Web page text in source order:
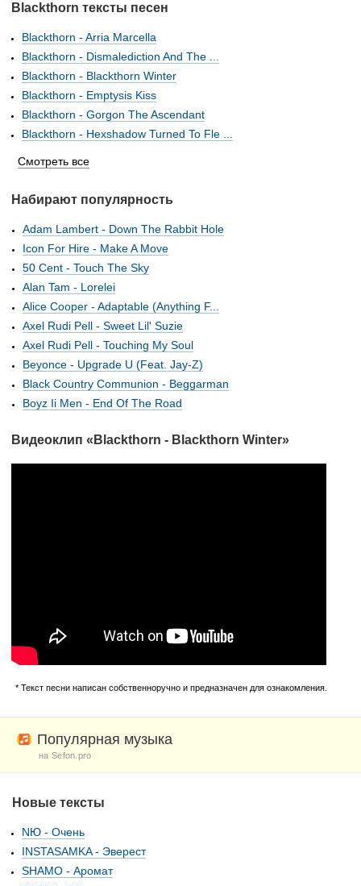
Blackthorn тексты песен
Blackthorn - Arria Marcella
Blackthorn - Dismalediction And The ...
Blackthorn - Blackthorn Winter
Blackthorn - Emptysis Kiss
Blackthorn - Gorgon The Ascendant
Blackthorn - Hexshadow Turned To Fle ...
Смотреть все
Набирают популярность
Adam Lambert - Down The Rabbit Hole
Icon For Hire - Make A Move
50 Cent - Touch The Sky
Alan Tam - Lorelei
Alice Cooper - Adaptable (Anything F...
Axel Rudi Pell - Sweet Lil' Suzie
Axel Rudi Pell - Touching My Soul
Beyonce - Upgrade U (Feat. Jay-Z)
Black Country Communion - Beggarman
Boyz Ii Men - End Of The Road
Видеоклип «Blackthorn - Blackthorn Winter»
* Текст песни написан собственноручно и предназначен для ознакомления.
Популярная музыка
на Sefon.pro
Новые тексты
NЮ - Очень
INSTASAMKA - Эверест
SHAMO - Аромат